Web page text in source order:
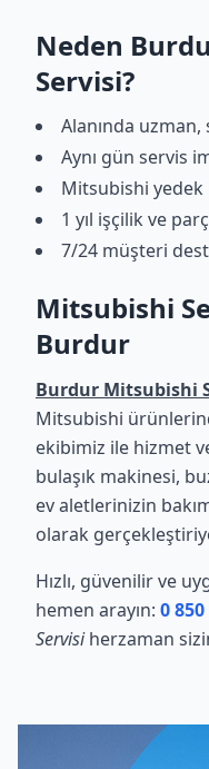
Neden
Servisi?
Alanında
Aynı gün servis
Mitsubishi yedek
1 yıl işçilik ve
7/24 müşteri
Mitsubishi
Burdur
Burdur Mitsubishi
Mitsubishi
ekibimiz ile hizmet
bulaşık makinesi,
ev aletlerinizin
olarak
Hızlı, güvenilir ve
hemen arayın: 0
Servisiherzaman